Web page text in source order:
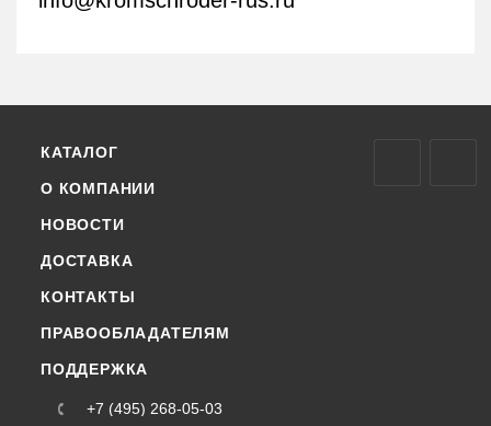
КАТАЛОГ
О КОМПАНИИ
НОВОСТИ
ДОСТАВКА
КОНТАКТЫ
ПРАВООБЛАДАТЕЛЯМ
ПОДДЕРЖКА
+7 (495) 268-05-03